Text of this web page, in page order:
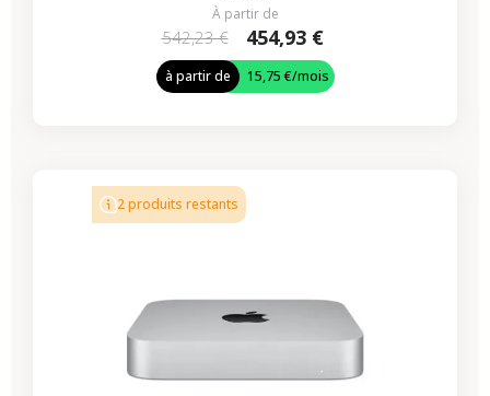
À partir de
542,23 € 454,93 €
à partir de 15,75 €/mois
2 produits restants